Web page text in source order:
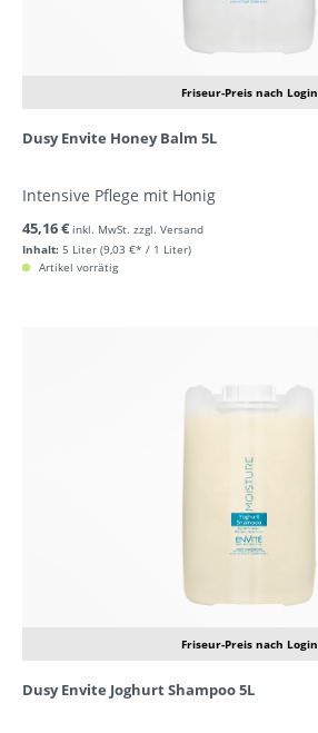
Friseur-Preis nach Login
Dusy Envite Honey Balm 5L
Intensive Pflege mit Honig
Inhalt: 5 Liter (9,03 €* / 1 Liter)
45,16 € inkl. MwSt. zzgl. Versand
Artikel vorrätig
Friseur-Preis nach Login
Dusy Envite Joghurt Shampoo 5L